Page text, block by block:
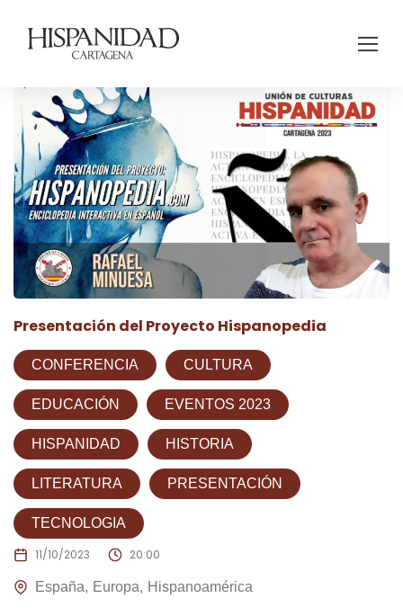
Presentación del Proyecto Hispanopedia
CONFERENCIA CULTURA
EDUCACIÓN EVENTOS 2023
HISPANIDAD HISTORIA
LITERATURA PRESENTACIÓN
TECNOLOGIA
11/10/2023 20:00
España Europa Hispanoamérica